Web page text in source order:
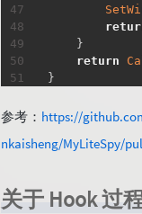
}
return
}
bool
{
参考： https://
nkaisheng/MyLiteSpy/
关于 Hook 过